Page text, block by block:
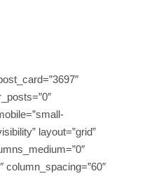
layout=”grid”
column_spacing=”60″